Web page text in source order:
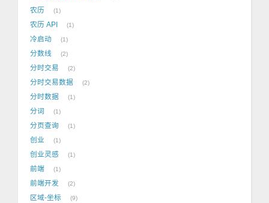
农历 1
农历 API 1
冷启动 1
分数线 2
分时交易 2
分时交易数据 2
分时数据 1
分词 1
分页查询 1
创业 1
创业灵感 1
前端 1
前端开发 2
区域-坐标 9